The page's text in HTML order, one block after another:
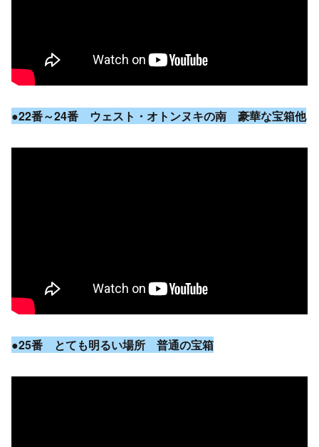
●22番～24番 ウェスト・オトンヌキの南 豪華な宝箱他
●25番 とても明るい場所 普通の宝箱